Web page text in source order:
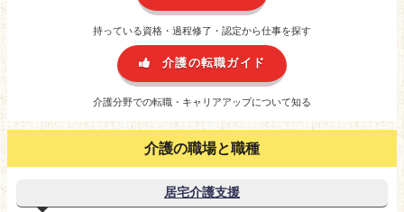
持っている資格・過程修了・認定から仕事を探す
介護の転職ガイド
介護分野での転職・キャリアアップについて知る
介護の職場と職種
居宅介護支援